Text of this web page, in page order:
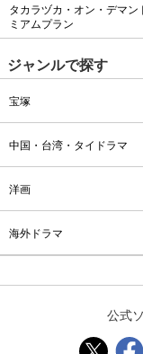
パスコード設定
タカラヅカ・オン・デマン
ミアムプラン
ジャンルで探す
宝塚
中国・台湾・タイドラマ
洋画
海外ドラマ
公式